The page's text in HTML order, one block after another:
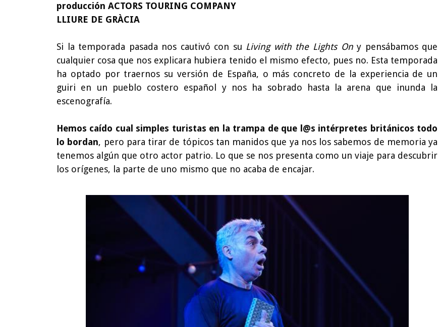
producción ACTORS TOURING COMPANY
LLIURE DE GRÀCIA
Si la temporada pasada nos cautivó con su Living with the Lights Ony pensábamos que
cualquier cosa que nos explicara hubiera tenido el mismo efecto, pues no. Esta temporada
ha optado por traernos su versión de España, o más concreto de la experiencia de un
guiri en un pueblo costero español y nos ha sobrado hasta la arena que inunda la
escenografía.
Hemos caído cual simples turistas en la trampa de que l@s intérpretes británicos todo
lo bordan, pero para tirar de tópicos tan manidos que ya nos los sabemos de memoria ya
tenemos algún que otro actor patrio. Lo que se nos presenta como un viaje para descubrir
los orígenes, la parte de uno mismo que no acaba de encajar.